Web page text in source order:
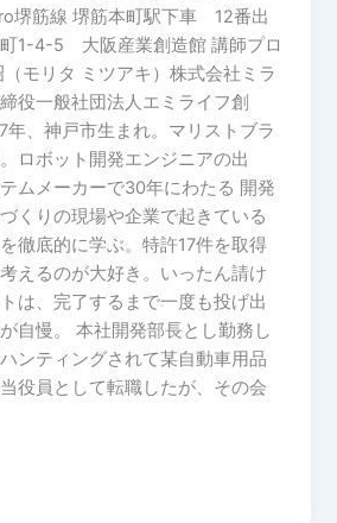
堺筋線 堺筋本町駅下車 12番出
1-4-5 大阪産業創造館 講師プロ
モリタ ミツアキ）株式会社ミラ
役一般社団法人エミライフ創
、神戸市生まれ。マリストブラ
ロボット開発エンジニアの出
ムメーカーで30年にわたる 開発
くりの現場や企業で起きている
徹底的に学ぶ。特許17件を取得
えるのが大好き。いったん請け
は、完了するまで一度も投げ出
自慢。 本社開発部長とし勤務し
ンティングされて某自動車用品
役員として転職したが、その会